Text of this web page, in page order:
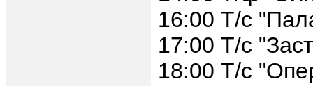
16:00 Т/с
17:00 Т/с
18:00 Т/с